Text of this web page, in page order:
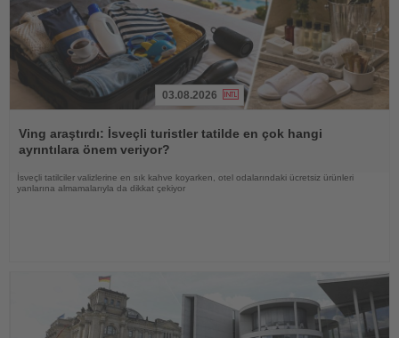
Oku
03.08.2026
Ving araştırdı: İsveçli turistler tatilde en çok hangi
ayrıntılara önem veriyor?
İsveçli tatilciler valizlerine en sık kahve koyarken, otel odalarındaki ücretsiz ürünleri
yanlarına almamalarıyla da dikkat çekiyor